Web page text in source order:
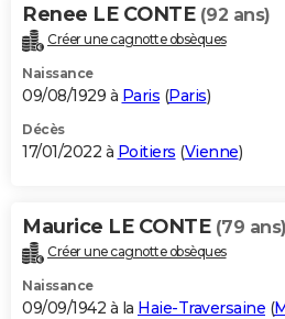
Renee LE CONTE (92 ans)
Créer une cagnotte obsèques
Naissance
09/08/1929 à Paris (Paris)
Décès
17/01/2022 à Poitiers (Vienne)
Maurice LE CONTE (79 ans)
Créer une cagnotte obsèques
Naissance
09/09/1942 à la Haie-Traversaine (